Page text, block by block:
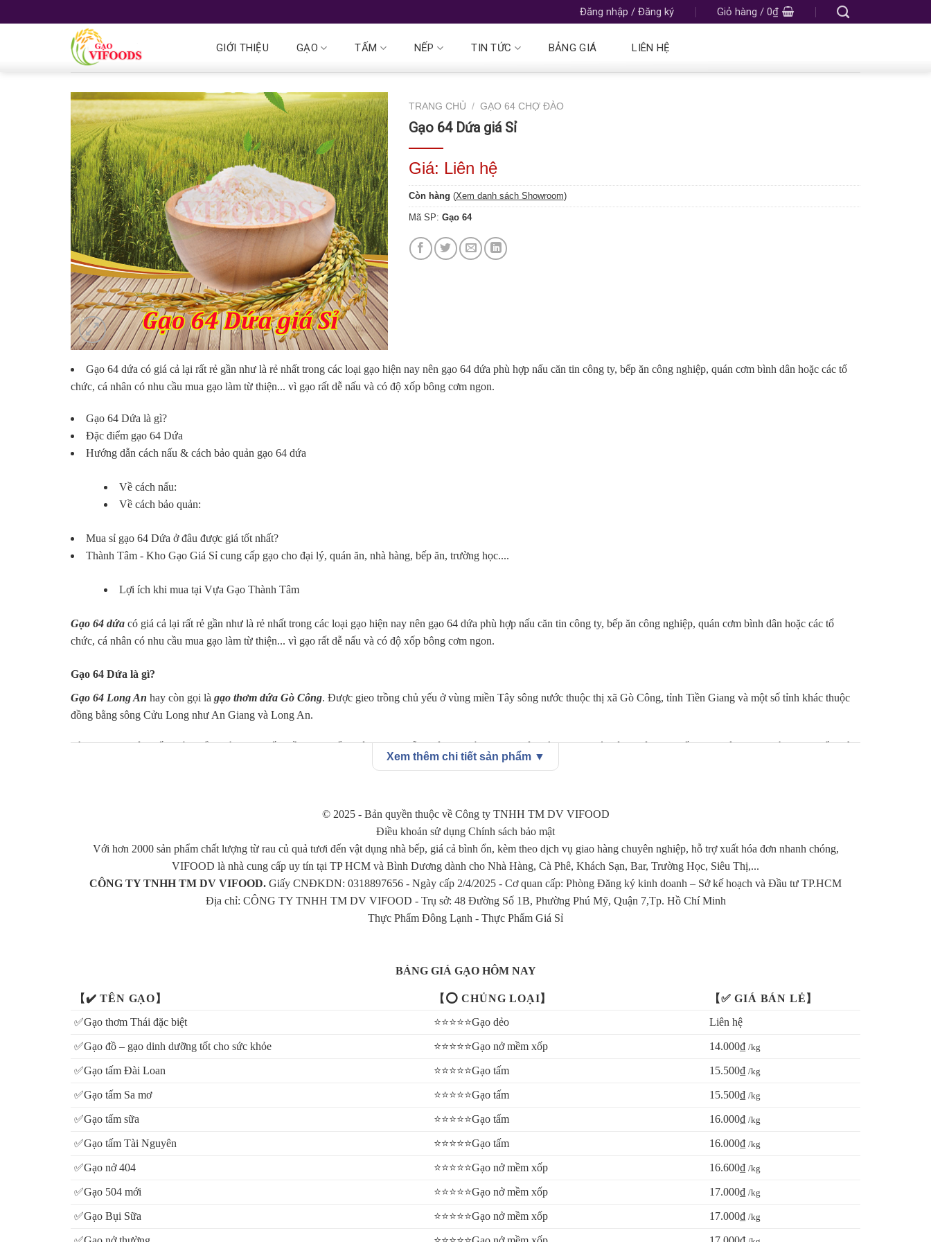
Đăng nhập / Đăng ký Giỏ hàng / 0₫
GIỚI THIỆU GẠO TẤM NẾP TIN TỨC BẢNG GIÁ LIÊN HỆ
TRANG CHỦ / GẠO 64 CHỢ ĐÀO
Gạo 64 Dứa giá Sỉ
Giá: Liên hệ
Còn hàng (Xem danh sách Showroom)
Mã SP: Gạo 64
Gạo 64 dứa có giá cả lại rất rẻ gần như là rẻ nhất trong các loại gạo hiện nay nên gạo 64 dứa phù hợp nấu căn tin công ty, bếp ăn công nghiệp, quán cơm bình dân hoặc các tổ
chức, cá nhân có nhu cầu mua gạo làm từ thiện... vì gạo rất dễ nấu và có độ xốp bông cơm ngon.
Gạo 64 Dứa là gì?
Đặc điểm gạo 64 Dứa
Hướng dẫn cách nấu & cách bảo quản gạo 64 dứa
Về cách nấu:
Về cách bảo quản:
Mua sỉ gạo 64 Dứa ở đâu được giá tốt nhất?
Thành Tâm - Kho Gạo Giá Sỉ cung cấp gạo cho đại lý, quán ăn, nhà hàng, bếp ăn, trường học....
Lợi ích khi mua tại Vựa Gạo Thành Tâm
Gạo 64 dứa có giá cả lại rất rẻ gần như là rẻ nhất trong các loại gạo hiện nay nên gạo 64 dứa phù hợp nấu căn tin công ty, bếp ăn công nghiệp, quán cơm bình dân hoặc các tổ
chức, cá nhân có nhu cầu mua gạo làm từ thiện... vì gạo rất dễ nấu và có độ xốp bông cơm ngon.
Gạo 64 Dứa là gì?
Gạo 64 Long An hay còn gọi là gạo thơm dứa Gò Công. Được gieo trồng chủ yếu ở vùng miền Tây sông nước thuộc thị xã Gò Công, tỉnh Tiền Giang và một số tỉnh khác thuộc
đồng bằng sông Cửu Long như An Giang và Long An.
Là loại gạo thuộc giống lúa ngắn ngày, cơm xốp mềm. Khi để nguội cơm ăn vẫn không bị cứng hoặc khô quá. Gạo 64 Gò Công luôn đạt chất lượng vệ sinh an toàn thực phẩm nên
được nhiều cơ sở kinh doanh lựa chọn. Từ quán cơm bình dân cho đến bếp ăn công nghiệp đều ưa chuộng loại gạo này.
- Hạt to tròn, bạc bụng
- Gạo khô xốp mềm, nở tốt
Về cách nấu:
- Đong gạo đủ nấu
- Vo gạo nhiều lần dưới nước sạch cho đến khi nước gạo trong
- Trong lúc nấu không nên mở nắp nồi cho đến khi cơm sôi được 15 phút
Về cách bảo quản:
- Bảo quản nơi khô ráo và thoáng mát
- Nên bảo quản gạo trong thùng có nắp đậy, hoặc chum vại để tránh côn trùng
Xem thêm chi tiết sản phẩm ▼
© 2025 - Bản quyền thuộc về Công ty TNHH TM DV VIFOOD
Điều khoản sử dụng Chính sách bảo mật
Với hơn 2000 sản phẩm chất lượng từ rau củ quả tươi đến vật dụng nhà bếp, giá cả bình ổn, kèm theo dịch vụ giao hàng chuyên nghiệp, hỗ trợ xuất hóa đơn nhanh chóng,
VIFOOD là nhà cung cấp uy tín tại TP HCM và Bình Dương dành cho Nhà Hàng, Cà Phê, Khách Sạn, Bar, Trường Học, Siêu Thị,...
CÔNG TY TNHH TM DV VIFOOD. Giấy CNĐKDN: 0318897656 - Ngày cấp 2/4/2025 - Cơ quan cấp: Phòng Đăng ký kinh doanh – Sở kế hoạch và Đầu tư TP.HCM
Địa chỉ: CÔNG TY TNHH TM DV VIFOOD - Trụ sở: 48 Đường Số 1B, Phường Phú Mỹ, Quận 7,Tp. Hồ Chí Minh
Thực Phẩm Đông Lạnh - Thực Phẩm Giá Sỉ
BẢNG GIÁ GẠO HÔM NAY
【✔️ TÊN GẠO】 【⭕ CHỦNG LOẠI】
【✅ GIÁ BÁN LẺ】
✅Gạo thơm Thái đặc biệt
⭐⭐⭐⭐⭐Gạo dẻo Liên hệ
✅Gạo đồ – gạo dinh dưỡng tốt cho sức khỏe ⭐⭐⭐⭐⭐Gạo nở mềm xốp 14.000₫ /kg
✅Gạo tấm Đài Loan ⭐⭐⭐⭐⭐Gạo tấm 15.500₫ /kg
✅Gạo tấm Sa mơ ⭐⭐⭐⭐⭐Gạo tấm 15.500₫ /kg
✅Gạo tấm sữa ⭐⭐⭐⭐⭐Gạo tấm 16.000₫ /kg
✅Gạo tấm Tài Nguyên ⭐⭐⭐⭐⭐Gạo tấm 16.000₫ /kg
✅Gạo nở 404 ⭐⭐⭐⭐⭐Gạo nở mềm xốp 16.600₫ /kg
✅Gạo 504 mới ⭐⭐⭐⭐⭐Gạo nở mềm xốp 17.000₫ /kg
✅Gạo Bụi Sữa ⭐⭐⭐⭐⭐Gạo nở mềm xốp 17.000₫ /kg